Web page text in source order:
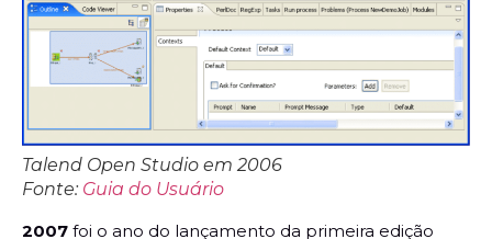
Talend Open Studio em 2006
Fonte: Guia do Usuário
2007 foi o ano do lançamento da primeira edição